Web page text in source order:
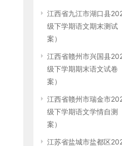
江西省九江市湖口县
级下学期语文期末测试
案）
江西省赣州市兴国县
级下学期期末语文试卷
案）
江西省赣州市瑞金市
级下学期语文学情自测
案）
江苏省盐城市盐都区